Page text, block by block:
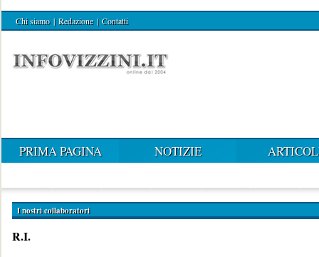
Chi siamo | Redazione | Contatti
PRIMA PAGINA NOTIZIE
I nostri collaboratori
R.I.